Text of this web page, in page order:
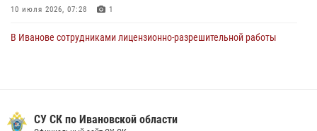
10 июля 2026, 07:28 1
В Иванове сотрудниками лицензионно-разрешительной работы
более 250 единиц оружия
СУ СК по Ивановской области